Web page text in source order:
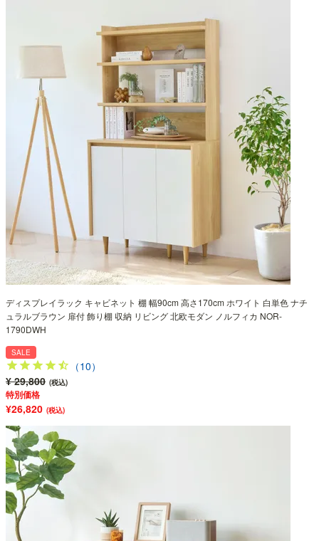
ディスプレイラック キャビネット 棚 幅90cm 高さ170cm ホワイト 白単色 ナチ
ュラルブラウン 扉付 飾り棚 収納 リビング 北欧モダン ノルフィカ NOR-
1790DWH
SALE
（10）
¥ 29,800 (税込)
特別価格
¥26,820 (税込)